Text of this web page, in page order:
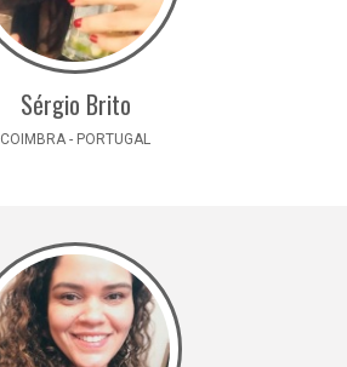
Sérgio Brito
COIMBRA - PORTUGAL